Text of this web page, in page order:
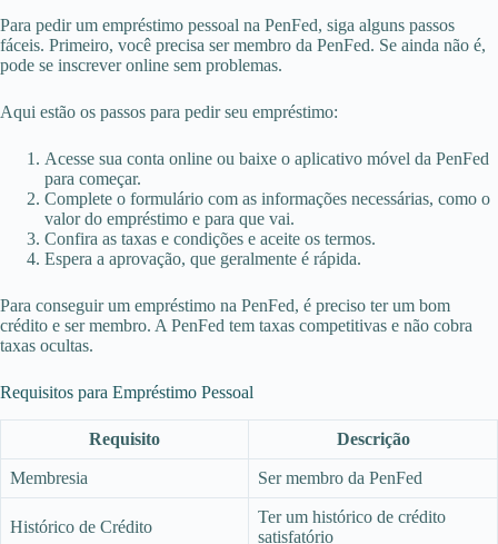
Para pedir um empréstimo pessoal na PenFed, siga alguns passos
fáceis. Primeiro, você precisa ser membro da PenFed. Se ainda não é,
pode se inscrever online sem problemas.
Aqui estão os passos para pedir seu empréstimo:
Acesse sua conta online ou baixe o aplicativo móvel da PenFed
para começar.
Complete o formulário com as informações necessárias, como o
valor do empréstimo e para que vai.
Confira as taxas e condições e aceite os termos.
Espera a aprovação, que geralmente é rápida.
Para conseguir um empréstimo na PenFed, é preciso ter um bom
crédito e ser membro. A PenFed tem taxas competitivas e não cobra
taxas ocultas.
Requisitos para Empréstimo Pessoal
Requisito Descrição
Membresia Ser membro da PenFed
Histórico de Crédito
Ter um histórico de crédito
satisfatório